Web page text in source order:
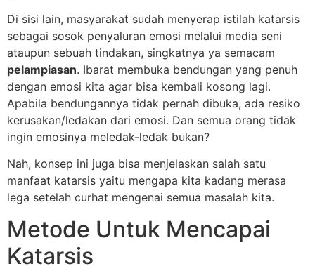
Di sisi lain, masyarakat sudah menyerap istilah katarsis
sebagai sosok penyaluran emosi melalui media seni
ataupun sebuah tindakan, singkatnya ya semacam
pelampiasan. Ibarat membuka bendungan yang penuh
dengan emosi kita agar bisa kembali kosong lagi.
Apabila bendungannya tidak pernah dibuka, ada resiko
kerusakan/ledakan dari emosi. Dan semua orang tidak
ingin emosinya meledak-ledak bukan?
Nah, konsep ini juga bisa menjelaskan salah satu
manfaat katarsis yaitu mengapa kita kadang merasa
lega setelah curhat mengenai semua masalah kita.
Metode Untuk Mencapai
Katarsis